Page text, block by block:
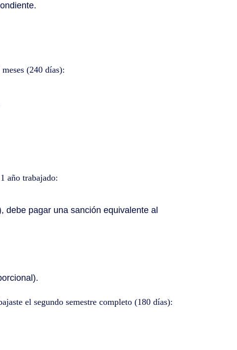
(240 días):
año trabajado:
pagar una sanción equivalente al
el segundo semestre completo (180 días):